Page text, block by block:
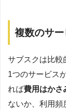
複数のサ
サブスクは比較
1つのサービス
れば費用はかさ
ないか、利用頻